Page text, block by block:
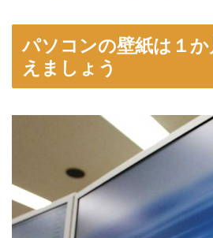
パソコンの壁紙は１
えましょう